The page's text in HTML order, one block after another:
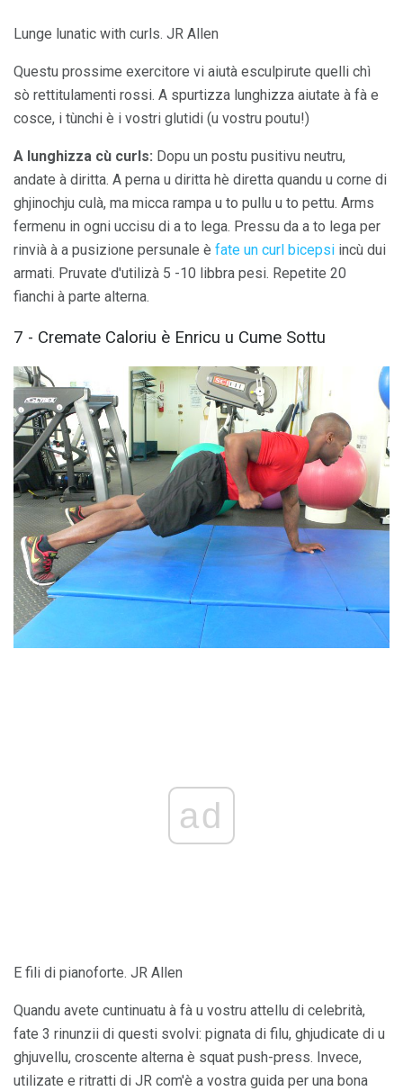
Lunge lunatic with curls. JR Allen
Questu prossime exercitore vi aiutà esculpirute quelli chì
sò rettitulamenti rossi. A spurtizza lunghizza aiutate à fà e
cosce, i tùnchi è i vostri glutidi (u vostru poutu!)
A lunghizza cù curls: Dopu un postu pusitivu neutru,
andate à diritta. A perna u diritta hè diretta quandu u corne di
ghjinochju culà, ma micca rampa u to pullu u to pettu. Arms
fermenu in ogni uccisu di a to lega. Pressu da a to lega per
rinvià à a pusizione persunale è fate un curl bicepsi incù dui
armati. Pruvate d'utilizà 5 -10 libbra pesi. Repetite 20
fianchi à parte alterna.
7 - Cremate Caloriu è Enricu u Cume Sottu
ad
E fili di pianoforte. JR Allen
Quandu avete cuntinuatu à fà u vostru attellu di celebrità,
fate 3 rinunzii di questi svolvi: pignata di filu, ghjudicate di u
ghjuvellu, croscente alterna è squat push-press. Invece,
utilizate e ritratti di JR com'è a vostra guida per una bona